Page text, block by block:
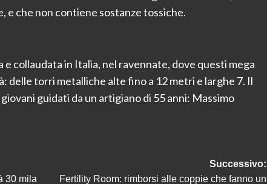
e che non contiene sostanze tossiche.
collaudata in Italia, nel ravennate, dove questi mega
delle torri metalliche alte fino a 12 metri e larghe 7. Il
guidati da un artigiano di 55 anni: Massimo
30 mila
Successivo:
Fertility Room: rimborsi alle coppie che fanno un